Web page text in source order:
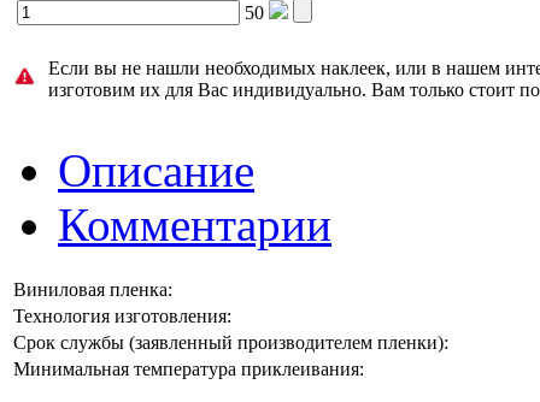
50
Если вы не нашли необходимых наклеек, или в нашем
изготовим их для Вас индивидуально. Вам только стоит
Описание
Комментарии
Виниловая пленка:
Технология изготовления:
Срок службы (заявленный производителем пленки):
Минимальная температура приклеивания: